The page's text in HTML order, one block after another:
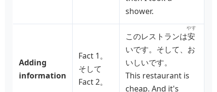
shower.
Adding
information
Fact 1。
そして
Fact 2。
このレストランは安
やす
いです。そして、お
いしいです。
This restaurant is
cheap. And it's